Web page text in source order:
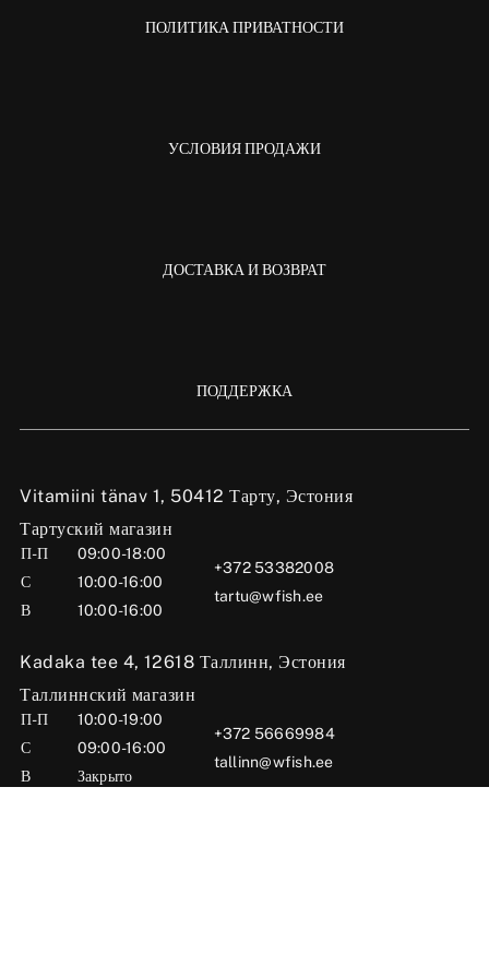
Vitamiini tänav 1, 50412 Тарту, Эстония
Тартуский магазин
П-П
09:00-18:00
С
10:00-16:00
В
10:00-16:00
+372 53382008
tartu@wfish.ee
Kadaka tee 4, 12618 Таллинн, Эстония
Таллиннский магазин
П-П
10:00-19:00
С
09:00-16:00
В
Закрыто
+372 56669984
tallinn@wfish.ee
ПОЛИТИКА ПРИВАТНОСТИ
УСЛОВИЯ ПРОДАЖИ
ДОСТАВКА И ВОЗВРАТ
ПОДДЕРЖКА